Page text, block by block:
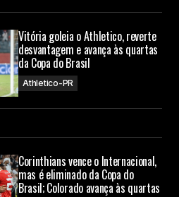
Vitória goleia o Athletico, reverte
desvantagem e avança às quartas
da Copa do Brasil
Athletico-PR
Corinthians vence o Internacional,
mas é eliminado da Copa do
Brasil; Colorado avança às quartas